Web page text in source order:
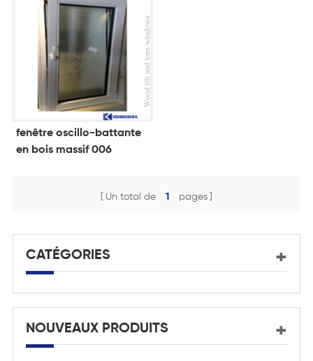
fenêtre oscillo-battante
en bois massif 006
Un total de 1 pages
CATÉGORIES
NOUVEAUX PRODUITS